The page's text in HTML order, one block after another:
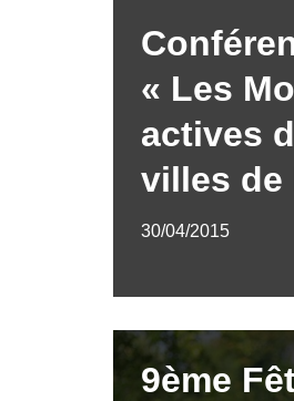
« Les
actives
villes de
30/04/2015
9ème